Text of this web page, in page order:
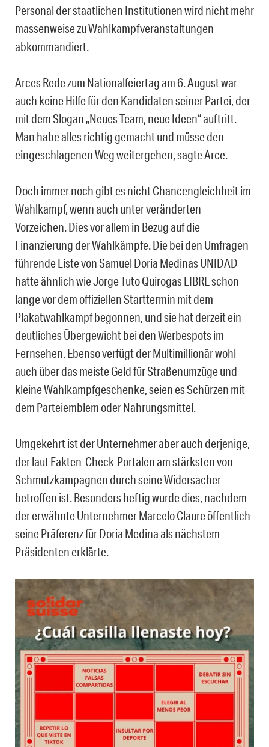
Personal der staatlichen Institutionen wird nicht mehr
massenweise zu Wahlkampfveranstaltungen
abkommandiert.
Arces Rede zum Nationalfeiertag am 6. August war
auch keine Hilfe für den Kandidaten seiner Partei, der
mit dem Slogan „Neues Team, neue Ideen“ auftritt.
Man habe alles richtig gemacht und müsse den
eingeschlagenen Weg weitergehen, sagte Arce.
Doch immer noch gibt es nicht Chancengleichheit im
Wahlkampf, wenn auch unter veränderten
Vorzeichen. Dies vor allem in Bezug auf die
Finanzierung der Wahlkämpfe. Die bei den Umfragen
führende Liste von Samuel Doria Medinas UNIDAD
hatte ähnlich wie Jorge Tuto Quirogas LIBRE schon
lange vor dem offiziellen Starttermin mit dem
Plakatwahlkampf begonnen, und sie hat derzeit ein
deutliches Übergewicht bei den Werbespots im
Fernsehen. Ebenso verfügt der Multimillionär wohl
auch über das meiste Geld für Straßenumzüge und
kleine Wahlkampfgeschenke, seien es Schürzen mit
dem Parteiemblem oder Nahrungsmittel.
Umgekehrt ist der Unternehmer aber auch derjenige,
der laut Fakten-Check-Portalen am stärksten von
Schmutzkampagnen durch seine Widersacher
betroffen ist. Besonders heftig wurde dies, nachdem
der erwähnte Unternehmer Marcelo Claure öffentlich
seine Präferenz für Doria Medina als nächstem
Präsidenten erklärte.